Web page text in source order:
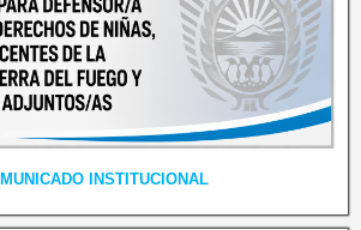
INSTITUCIONAL